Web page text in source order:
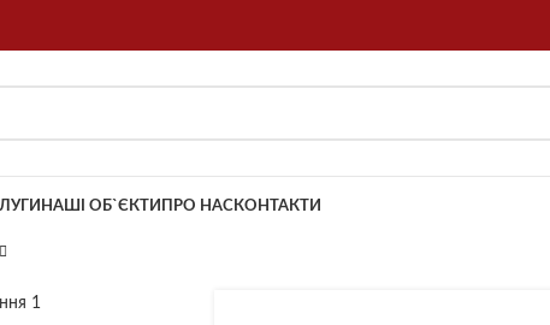
НАШІ ОБ`ЄКТИ ПРО НАСКОНТАКТИ